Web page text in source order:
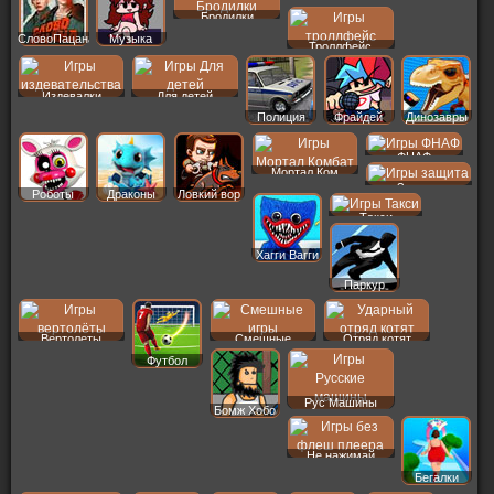
СловоПацана Музыка
Бродилки
Троллфейс
Издевалки
Для детей
Полиция
Фрайдей Динозавры
Роботы Драконы Ловкий вор
Мортал Ком
ФНАФ
Защита
Хагги Вагги
Такси
Паркур
Вертолеты
Футбол
Смешные Отряд котят
Бомж Хобо
Рус Машины
Не нажимай
Бегалки